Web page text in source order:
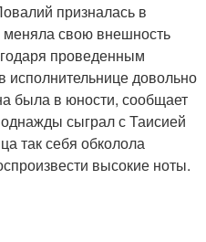
призналась в
меняла свою внешность
проведенным
исполнительнице довольно
была в юности, сообщает
сыграл с Таисией
так себя обколола
высокие ноты.